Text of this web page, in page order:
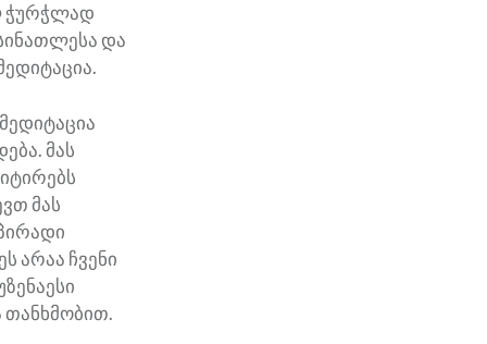
ჭურჭლად
და
მას
მას
არაა ჩვენი
თანხმობით.